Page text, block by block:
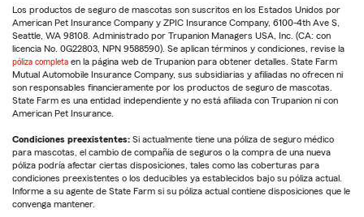
Los productos de seguro de mascotas son suscritos en los Estados Unidos por
American Pet Insurance Company y ZPIC Insurance Company, 6100-4th Ave S,
Seattle, WA 98108. Administrado por Trupanion Managers USA, Inc. (CA: con
licencia No. 0G22803, NPN 9588590). Se aplican términos y condiciones, revise la
póliza completa en la página web de Trupanion para obtener detalles. State Farm
Mutual Automobile Insurance Company, sus subsidiarias y afiliadas no ofrecen ni
son responsables financieramente por los productos de seguro de mascotas.
State Farm es una entidad independiente y no está afiliada con Trupanion ni con
American Pet Insurance.
Condiciones preexistentes: Si actualmente tiene una póliza de seguro médico
para mascotas, el cambio de compañía de seguros o la compra de una nueva
póliza podría afectar ciertas disposiciones, tales como las coberturas para
condiciones preexistentes o los deducibles ya establecidos bajo su póliza actual.
Informe a su agente de State Farm si su póliza actual contiene disposiciones que le
convenga mantener.